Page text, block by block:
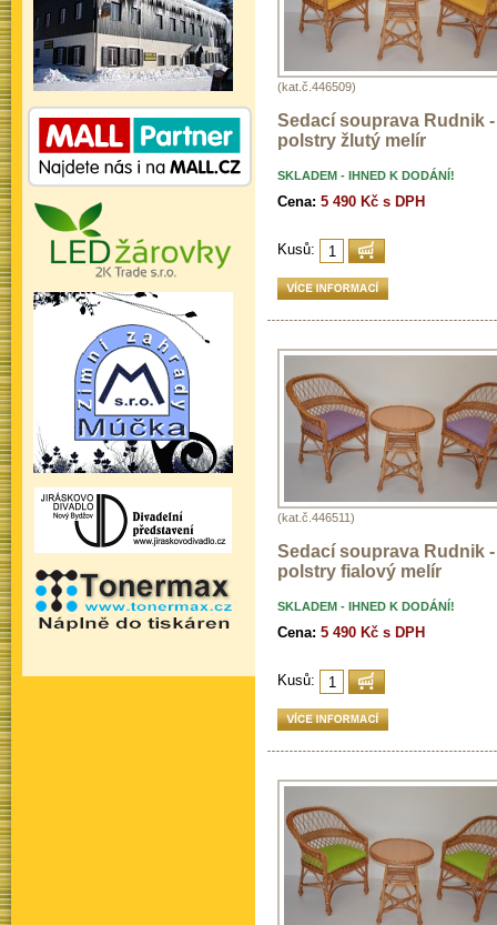
(kat.č.446509)
Sedací souprava Rudnik -
polstry žlutý melír
SKLADEM - IHNED K DODÁNÍ!
Cena: 5 490 Kč s DPH
Kusů:
(kat.č.446511)
Sedací souprava Rudnik -
polstry fialový melír
SKLADEM - IHNED K DODÁNÍ!
Cena: 5 490 Kč s DPH
Kusů: